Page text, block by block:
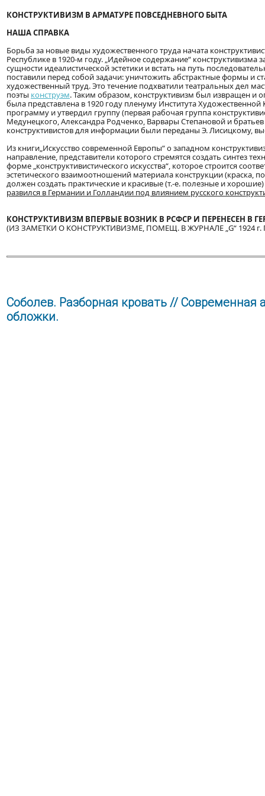
КОНСТРУКТИВИЗМ В АРМАТУРЕ ПОВСЕДНЕВНОГО БЫТА
НАША СПРАВКА
Борьба за новые виды художественного труда начата
Республике в 1920-м году. „Идейное содержание“
сущности идеалистической эстетики и встать на путь
поставили перед собой задачи: уничтожить абстрактные формы и
художественный труд. Это течение подхватили театральных дел
поэты конструэм. Таким образом, конструктивизм был извращен и
была представлена в 1920 году пленуму Института
программу и утвердил группу (первая рабочая группа
Медунецкого, Александра Родченко, Варвары Степановой и
конструктивистов для информации были переданы Э. Лисицкому,
Из книги„Искусство современной Европы“ о западном
направление, представители которого стремятся создать синтез
форме „конструктивистического искусства“, которое строится
эстетического взаимоотношений материала конструкции (краска,
должен создать практические и красивые (т.-е. полезные и
развился в Германии и Голландии под влиянием русского
КОНСТРУКТИВИЗМ ВПЕРВЫЕ ВОЗНИК В РСФСР И ПЕРЕНЕСЕН В
(ИЗ ЗАМЕТКИ О КОНСТРУКТИВИЗМЕ, ПОМЕЩ. В ЖУРНАЛЕ „G“ 1924 г.
Соболев. Разборная кровать // Современная
обложки.